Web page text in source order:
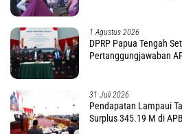
1 Agustus 2026
DPRP Papua Tengah
Pertanggungjawaban
31 Juli 2026
Pendapatan Lampaui
Surplus 345.19 M di